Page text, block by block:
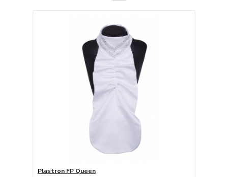
Plastron FP Queen